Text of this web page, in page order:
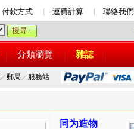
付款方式 運費計算 聯絡我們
分類瀏覽 雜誌
／郵局 ／ 服務站
同为造物